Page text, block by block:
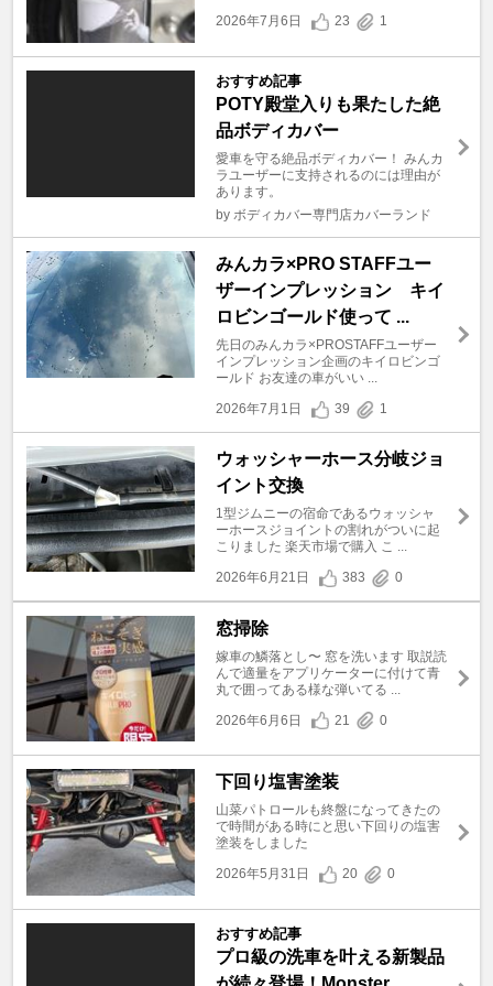
2026年7月6日
23 1
おすすめ記事
POTY殿堂入りも果たした絶
品ボディカバー
愛車を守る絶品ボディカバー！ みんカ
ラユーザーに支持されるのには理由が
あります。
by ボディカバー専門店カバーランド
みんカラ×PRO STAFFユー
ザーインプレッション キイ
ロビンゴールド使って ...
先日のみんカラ×PROSTAFFユーザー
インプレッション企画のキイロビンゴ
ールド お友達の車がいい ...
2026年7月1日
39 1
ウォッシャーホース分岐ジョ
イント交換
1型ジムニーの宿命であるウォッシャ
ーホースジョイントの割れがついに起
こりました 楽天市場で購入 こ ...
2026年6月21日
383 0
窓掃除
嫁車の鱗落とし〜 窓を洗います 取説読
んで適量をアプリケーターに付けて青
丸で囲ってある様な弾いてる ...
2026年6月6日
21 0
下回り塩害塗装
山菜パトロールも終盤になってきたの
で時間がある時にと思い下回りの塩害
塗装をしました
2026年5月31日
20 0
おすすめ記事
プロ級の洗車を叶える新製品